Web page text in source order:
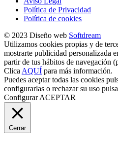
Política de Privacidad
Política de cookies
© 2023 Diseño web Softdream
Utilizamos cookies propias y de
mostrarte publicidad personalizada
partir de tus hábitos de navegación
Clica AQUÍ para más información.
Puedes aceptar todas las cookies
configurarlas o rechazar su uso
Configurar ACEPTAR
Cerrar